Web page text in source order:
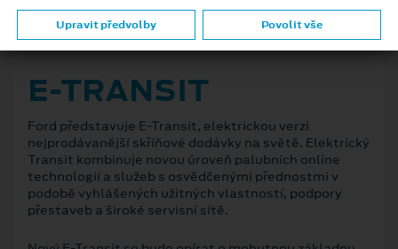
12. 11. 2020
E-TRANSIT
Ford představuje E-Transit, elektrickou verzi
nejprodávanější skříňové dodávky na světě. Elektrický
Transit kombinuje novou úroveň palubních online
technologií a služeb s osvědčenými přednostmi v
podobě vyhlášených užitných vlastností, podpory
přestaveb a široké servisní sítě.
Upravit předvolby Povolit vše